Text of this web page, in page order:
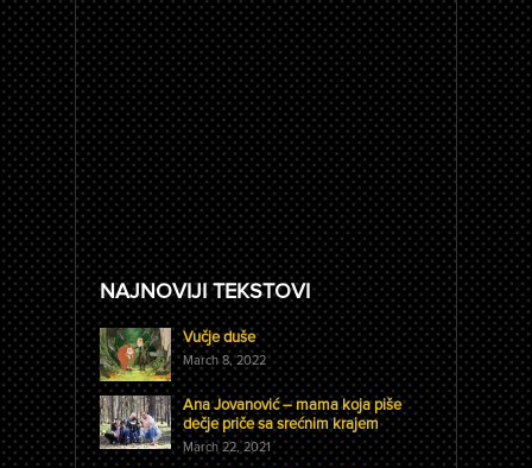
NAJNOVIJI TEKSTOVI
Vučje duše
March 8, 2022
Ana Jovanović – mama koja piše
dečje priče sa srećnim krajem
March 22, 2021